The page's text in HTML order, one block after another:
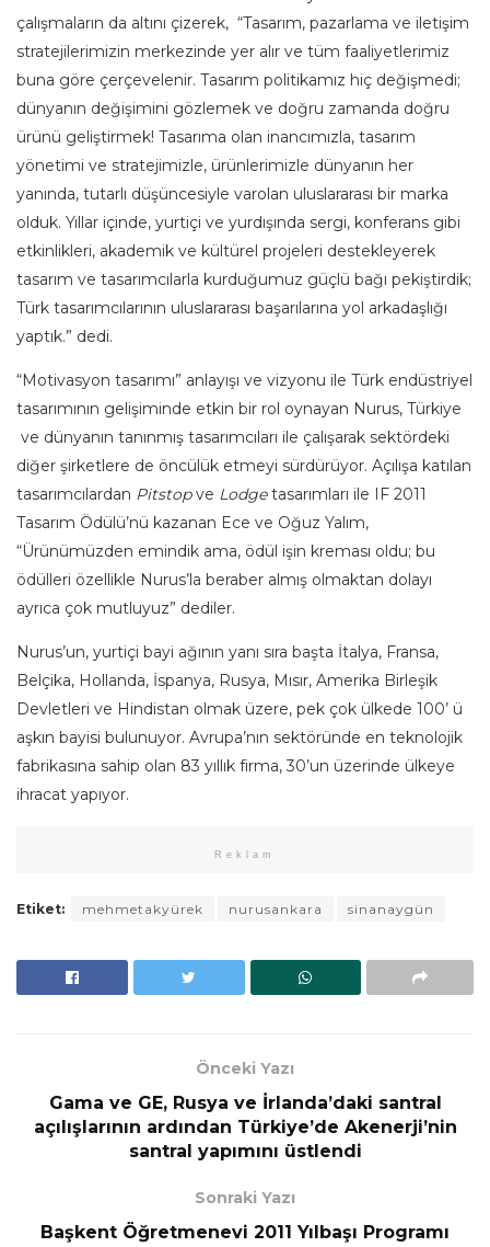
çalışmaların da altını çizerek, “Tasarım, pazarlama ve iletişim
stratejilerimizin merkezinde yer alır ve tüm faaliyetlerimiz
buna göre çerçevelenir. Tasarım politikamız hiç değişmedi;
dünyanın değişimini gözlemek ve doğru zamanda doğru
ürünü geliştirmek! Tasarıma olan inancımızla, tasarım
yönetimi ve stratejimizle, ürünlerimizle dünyanın her
yanında, tutarlı düşüncesiyle varolan uluslararası bir marka
olduk. Yıllar içinde, yurtiçi ve yurdışında sergi, konferans gibi
etkinlikleri, akademik ve kültürel projeleri destekleyerek
tasarım ve tasarımcılarla kurduğumuz güçlü bağı pekiştirdik;
Türk tasarımcılarının uluslararası başarılarına yol arkadaşlığı
yaptık.” dedi.
“Motivasyon tasarımı” anlayışı ve vizyonu ile Türk endüstriyel
tasarımının gelişiminde etkin bir rol oynayan Nurus, Türkiye
ve dünyanın tanınmış tasarımcıları ile çalışarak sektördeki
diğer şirketlere de öncülük etmeyi sürdürüyor. Açılışa katılan
tasarımcılardan Pitstopve Lodgetasarımları ile IF 2011
Tasarım Ödülü’nü kazanan Ece ve Oğuz Yalım,
“Ürünümüzden emindik ama, ödül işin kreması oldu; bu
ödülleri özellikle Nurus’la beraber almış olmaktan dolayı
ayrıca çok mutluyuz” dediler.
Nurus’un, yurtiçi bayi ağının yanı sıra başta İtalya, Fransa,
Belçika, Hollanda, İspanya, Rusya, Mısır, Amerika Birleşik
Devletleri ve Hindistan olmak üzere, pek çok ülkede 100’ ü
aşkın bayisi bulunuyor. Avrupa’nın sektöründe en teknolojik
fabrikasına sahip olan 83 yıllık firma, 30’un üzerinde ülkeye
ihracat yapıyor.
Reklam
Etiket: mehmetakyürek nurusankara sinanaygün
Önceki Yazı
Gama ve GE, Rusya ve İrlanda’daki santral
açılışlarının ardından Türkiye’de Akenerji’nin
santral yapımını üstlendi
Sonraki Yazı
Başkent Öğretmenevi 2011 Yılbaşı Programı